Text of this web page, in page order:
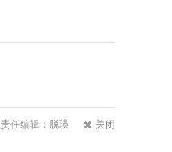
关闭
责任编辑：脱瑛